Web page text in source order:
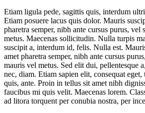
Etiam ligula pede, sagittis quis, interdum
Etiam posuere lacus quis dolor. Mauris
pharetra semper, nibh ante cursus purus, vel
metus. Maecenas sollicitudin. Nulla turpis
suscipit a, interdum id, felis. Nulla est.
amet pharetra semper, nibh ante cursus
mauris vel metus. Sed elit dui, pellentesque
nec, diam. Etiam sapien elit, consequat
quis, ante. Proin in tellus sit amet nibh
faucibus mi quis velit. Maecenas lorem.
ad litora torquent per conubia nostra, per